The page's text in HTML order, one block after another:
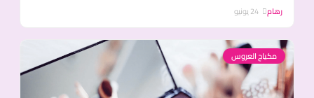
رهام
مكياج العروس